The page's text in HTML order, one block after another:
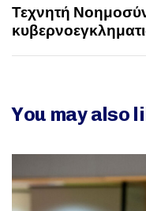
Τεχνητή
You may also